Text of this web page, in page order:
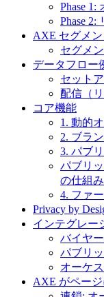
Phase
Phase 2:
AXE セグメ
セグメ
データフロー
セット
配信（
コア機能
1. 動的
2. ブラ
3. パブ
パブリ
の仕組み
4. ファ
Privacy by
インテグレー
バイヤ
パブリ
オーケ
AXE がペー